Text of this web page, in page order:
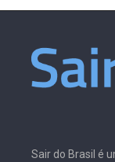
Sair do Brasil é